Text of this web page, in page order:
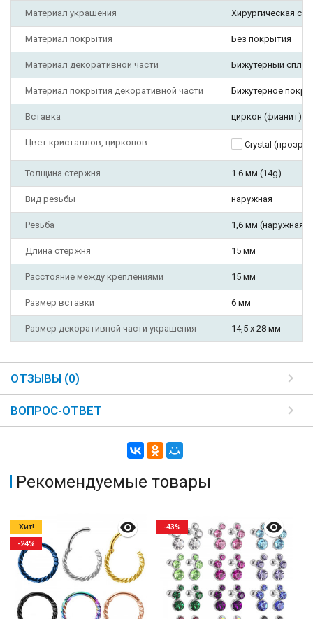
Материал украшения Хирургическая
Материал покрытия Без покрытия
Материал декоративной части Бижутерный сплав
Материал покрытия декоративной части Бижутерное
Вставка циркон (фианит)
Цвет кристаллов, цирконов Crystal
Толщина стержня 1.6 мм (14g)
Вид резьбы наружная
Резьба 1,6 мм (наружная)
Длина стержня 15 мм
Расстояние между креплениями 15 мм
Размер вставки 6 мм
Размер декоративной части украшения 14,5 х 28 мм
ОТЗЫВЫ (0)
ВОПРОС-ОТВЕТ
Рекомендуемые товары
Хит!
-24%
-43%